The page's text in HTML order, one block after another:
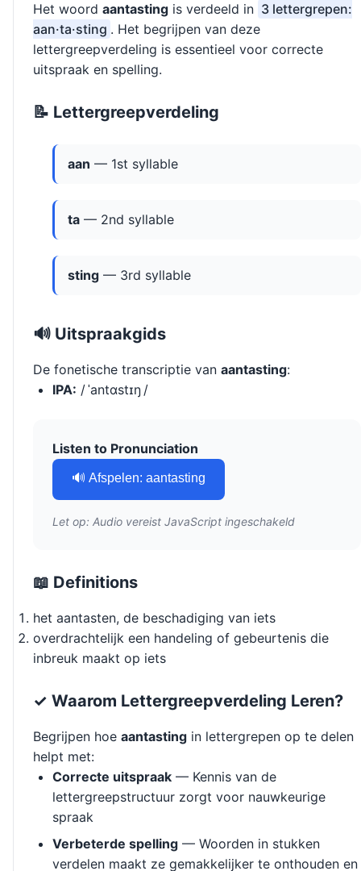
Het woord aantasting is verdeeld in 3 lettergrepen:
aan·ta·sting . Het begrijpen van deze
lettergreepverdeling is essentieel voor correcte
uitspraak en spelling.
📝 Lettergreepverdeling
aan — 1st syllable
ta — 2nd syllable
sting — 3rd syllable
🔊 Uitspraakgids
De fonetische transcriptie van aantasting:
IPA: / ˈantɑstɪŋ /
Listen to Pronunciation
🔊 Afspelen: aantasting
Let op: Audio vereist JavaScript ingeschakeld
📖 Definitions
het aantasten, de beschadiging van iets
overdrachtelijk een handeling of gebeurtenis die
inbreuk maakt op iets
✓ Waarom Lettergreepverdeling Leren?
Begrijpen hoe aantasting in lettergrepen op te delen
helpt met:
Correcte uitspraak — Kennis van de
lettergreepstructuur zorgt voor nauwkeurige
spraak
Verbeterde spelling — Woorden in stukken
verdelen maakt ze gemakkelijker te onthouden en